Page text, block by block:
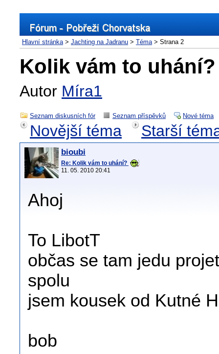
Hlavní stránka> Jachting na Jadranu > Téma> Strana 2
Kolik vám to
Autor Míra1
Seznam diskusních fór Seznam příspěvků Nové téma
Novější téma Starší
bioubi
Re: Kolik vám to uhání?
11. 05. 2010 20:41
Ahoj
To LibotT
občas se tam jedu
spolu
jsem kousek od Kutné
bob